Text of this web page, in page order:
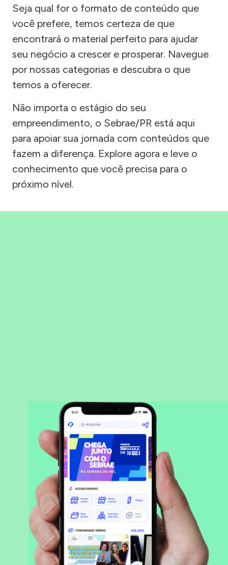
Seja qual for o formato de conteúdo que
você prefere, temos certeza de que
encontrará o material perfeito para ajudar
seu negócio a crescer e prosperar. Navegue
por nossas categorias e descubra o que
temos a oferecer.
Não importa o estágio do seu
empreendimento, o Sebrae/PR está aqui
para apoiar sua jornada com conteúdos que
fazem a diferença. Explore agora e leve o
conhecimento que você precisa para o
próximo nível.